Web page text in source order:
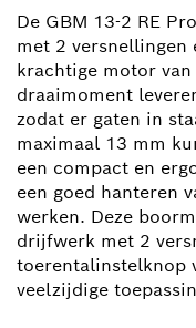
De GBM 13-2 RE
met 2 versnellingen
krachtige motor
draaimoment
zodat er gaten in
maximaal 13 mm
een compact en
een goed hanteren
werken. Deze
drijfwerk met 2
toerentalinstelknop
veelzijdige